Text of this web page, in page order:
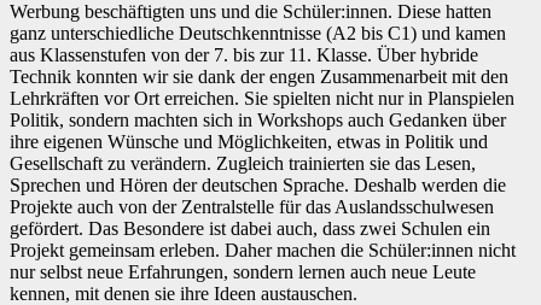
Werbung beschäftigten uns und die Schüler:innen. Diese hatten
ganz unterschiedliche Deutschkenntnisse (A2 bis C1) und kamen
aus Klassenstufen von der 7. bis zur 11. Klasse. Über hybride
Technik konnten wir sie dank der engen Zusammenarbeit mit den
Lehrkräften vor Ort erreichen. Sie spielten nicht nur in Planspielen
Politik, sondern machten sich in Workshops auch Gedanken über
ihre eigenen Wünsche und Möglichkeiten, etwas in Politik und
Gesellschaft zu verändern. Zugleich trainierten sie das Lesen,
Sprechen und Hören der deutschen Sprache. Deshalb werden die
Projekte auch von der Zentralstelle für das Auslandsschulwesen
gefördert. Das Besondere ist dabei auch, dass zwei Schulen ein
Projekt gemeinsam erleben. Daher machen die Schüler:innen nicht
nur selbst neue Erfahrungen, sondern lernen auch neue Leute
kennen, mit denen sie ihre Ideen austauschen.